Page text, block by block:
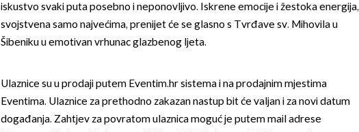
iskustvo svaki puta posebno i neponovljivo. Iskrene emocije i žestoka energija,
svojstvena samo najvećima, prenijet će se glasno s Tvrđave sv. Mihovila u
Šibeniku u emotivan vrhunac glazbenog ljeta.
Ulaznice su u prodaji putem Eventim.hr sistema i na prodajnim mjestima
Eventima. Ulaznice za prethodno zakazan nastup bit će valjan i za novi datum
događanja. Zahtjev za povratom ulaznica moguć je putem mail adrese